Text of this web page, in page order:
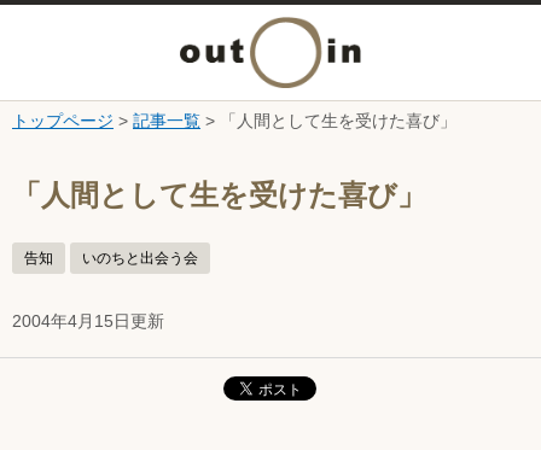
本文へ
ニ
ュ
ー
を
開
トップページ > 記事一覧 > 「人間として生を受けた喜び」
「人間として生を受けた喜び」
告知 いのちと出会う会
2004年4月15日更新